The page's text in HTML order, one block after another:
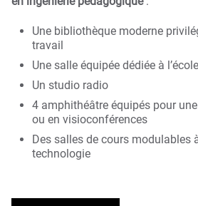
Une bibliothèque moderne
travail
Une salle équipée dédiée à
Un studio radio
4 amphithéâtre équipés pour
ou en visioconférences
Des salles de cours modulables
technologie